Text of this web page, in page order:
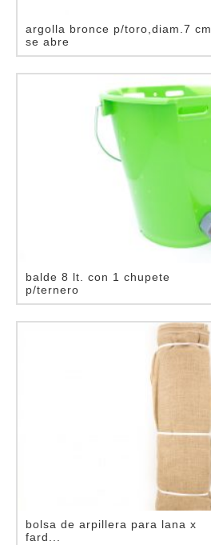
argolla bronce p/toro,diam.7 cm,
se abre
balde 8 lt. con 1 chupete
p/ternero
bolsa de arpillera para lana x
fard...